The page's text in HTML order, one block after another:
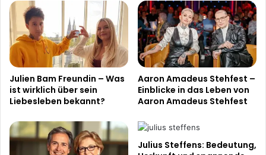
Julien Bam Freundin – Was
ist wirklich über sein
Liebesleben bekannt?
Aaron Amadeus Stehfest –
Einblicke in das Leben von
Aaron Amadeus Stehfest
Julius Steffens: Bedeutung,